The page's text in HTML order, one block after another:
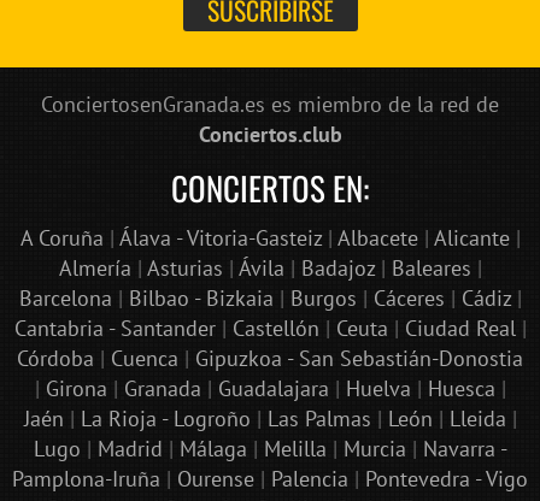
ConciertosenGranada.es es miembro de la red de
Conciertos.club
CONCIERTOS EN:
A Coruña | Álava - Vitoria-Gasteiz| Albacete| Alicante|
Almería | Asturias | Ávila | Badajoz| Baleares |
Barcelona | Bilbao - Bizkaia | Burgos | Cáceres | Cádiz|
Cantabria - Santander| Castellón | Ceuta | Ciudad Real|
Córdoba | Cuenca | Gipuzkoa - San Sebastián-Donostia
| Girona | Granada | Guadalajara | Huelva | Huesca |
Jaén | La Rioja - Logroño | Las Palmas | León | Lleida |
Lugo | Madrid | Málaga | Melilla | Murcia | Navarra -
Pamplona-Iruña | Ourense | Palencia | Pontevedra - Vigo